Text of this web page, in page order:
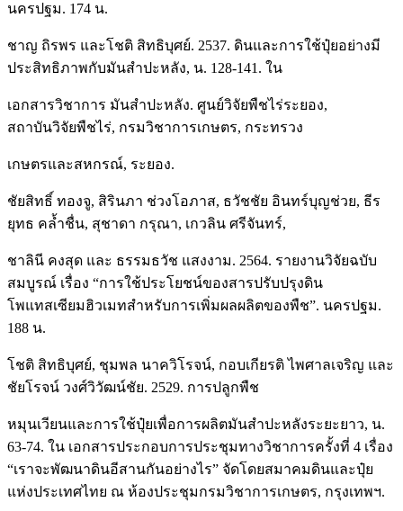
นครปฐม. 174 น.
ชาญ ถิรพร และโชติ สิทธิบุศย์. 2537. ดินและการใช้ปุ๋ยอย่างมี
ประสิทธิภาพกับมันสำปะหลัง, น. 128-141. ใน
เอกสารวิชาการ มันสำปะหลัง. ศูนย์วิจัยพืชไร่ระยอง,
สถาบันวิจัยพืชไร่, กรมวิชาการเกษตร, กระทรวง
เกษตรและสหกรณ์, ระยอง.
ชัยสิทธิ์ ทองจู, สิรินภา ช่วงโอภาส, ธวัชชัย อินทร์บุญช่วย, ธีร
ยุทธ คล้ำชื่น, สุชาดา กรุณา, เกวลิน ศรีจันทร์,
ชาลินี คงสุด และ ธรรมธวัช แสงงาม. 2564. รายงานวิจัยฉบับ
สมบูรณ์ เรื่อง “การใช้ประโยชน์ของสารปรับปรุงดิน
โพแทสเซียมฮิวเมทสำหรับการเพิ่มผลผลิตของพืช”. นครปฐม.
188 น.
โชติ สิทธิบุศย์, ชุมพล นาควิโรจน์, กอบเกียรติ ไพศาลเจริญ และ
ชัยโรจน์ วงศ์วิวัฒน์ชัย. 2529. การปลูกพืช
หมุนเวียนและการใช้ปุ๋ยเพื่อการผลิตมันสำปะหลังระยะยาว, น.
63-74. ใน เอกสารประกอบการประชุมทางวิชาการครั้งที่ 4 เรื่อง
“เราจะพัฒนาดินอีสานกันอย่างไร” จัดโดยสมาคมดินและปุ๋ย
แห่งประเทศไทย ณ ห้องประชุมกรมวิชาการเกษตร, กรุงเทพฯ.